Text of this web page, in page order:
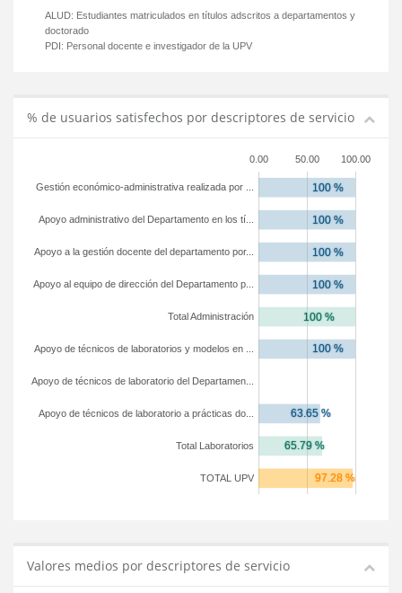
ALUD: Estudiantes matriculados en títulos adscritos a departamentos y
doctorado
PDI: Personal docente e investigador de la UPV
% de usuarios satisfechos por descriptores de servicio
0.00 50.00 100.00
TOTAL UPV
Total Laboratorios
Apoyo de técnicos de laboratorio a prácticas do...
Apoyo de técnicos de laboratorio del Departamen...
Apoyo de técnicos de laboratorios y modelos en ...
Total Administración
Apoyo al equipo de dirección del Departamento p...
Apoyo a la gestión docente del departamento por...
Apoyo administrativo del Departamento en los tí...
Gestión económico-administrativa realizada por ...
Valores medios por descriptores de servicio